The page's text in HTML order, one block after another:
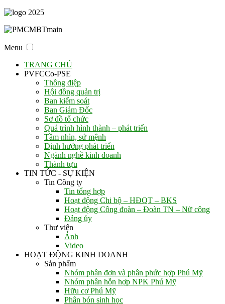
Menu
TRANG CHỦ
PVFCCo-PSE
Thông điệp
Hội đồng quản trị
Ban kiểm soát
Ban Giám Đốc
Sơ đồ tổ chức
Quá trình hình thành – phát triển
Tầm nhìn, sứ mệnh
Định hướng phát triển
Ngành nghề kinh doanh
Thành tựu
TIN TỨC - SỰ KIỆN
Tin Công ty
Tin tổng hợp
Hoạt động Chi bộ – HĐQT – BKS
Hoạt động Công đoàn – Đoàn TN – Nữ công
Đảng ủy
Thư viện
Ảnh
Video
HOẠT ĐỘNG KINH DOANH
Sản phẩm
Nhóm phân đơn và phân phức hợp Phú Mỹ
Nhóm phân hỗn hợp NPK Phú Mỹ
Hữu cơ Phú Mỹ
Phân bón sinh học